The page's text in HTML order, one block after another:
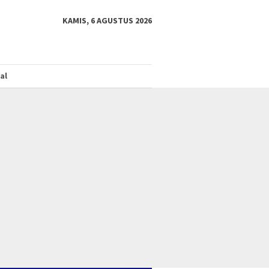
KAMIS, 6 AGUSTUS 2026